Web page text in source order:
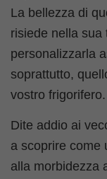
La bellezza di
risiede nella sua
personalizzarla
soprattutto,
vostro frigorifero.
Dite addio ai
a scoprire come
alla morbidezza